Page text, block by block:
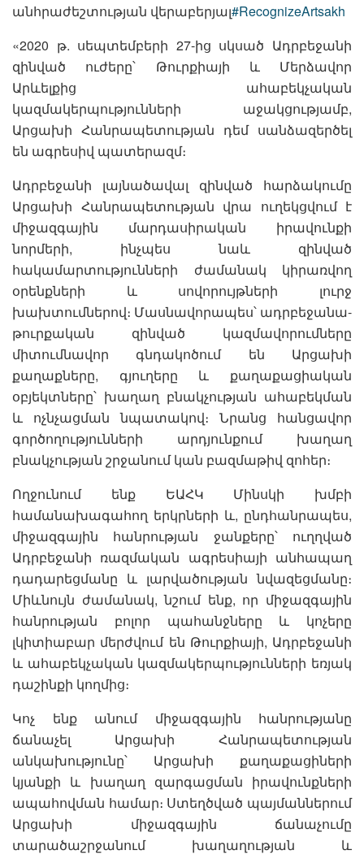
անհրաժեշտության վերաբերյալ#RecognizeArtsakh
«2020 թ. սեպտեմբերի 27-ից սկսած Ադրբեջանի
զինված ուժերը՝ Թուրքիայի և Մերձավոր
Արևելքից ահաբեկչական
կազմակերպությունների աջակցությամբ,
Արցախի Հանրապետության դեմ սանձազերծել
են ագրեսիվ պատերազմ։
Ադրբեջանի լայնածավալ զինված հարձակումը
Արցախի Հանրապետության վրա ուղեկցվում է
միջազգային մարդասիրական իրավունքի
նորմերի, ինչպես նաև զինված
հակամարտությունների ժամանակ կիրառվող
օրենքների և սովորույթների լուրջ
խախտումներով։ Մասնավորապես՝ ադրբեջանա-
թուրքական զինված կազմավորումները
միտումնավոր գնդակոծում են Արցախի
քաղաքները, գյուղերը և քաղաքացիական
օբյեկտները՝ խաղաղ բնակչության ահաբեկման
և ոչնչացման նպատակով։ Նրանց հանցավոր
գործողությունների արդյունքում խաղաղ
բնակչության շրջանում կան բազմաթիվ զոհեր։
Ողջունում ենք ԵԱՀԿ Մինսկի խմբի
համանախագահող երկրների և, ընդհանրապես,
միջազգային հանրության ջանքերը՝ ուղղված
Ադրբեջանի ռազմական ագրեսիայի անհապաղ
դադարեցմանը և լարվածության նվազեցմանը։
Միևնույն ժամանակ, նշում ենք, որ միջազգային
հանրության բոլոր պահանջները և կոչերը
լկիտիաբար մերժվում են Թուրքիայի, Ադրբեջանի
և ահաբեկչական կազմակերպությունների եռյակ
դաշինքի կողմից։
Կոչ ենք անում միջազգային հանրությանը
ճանաչել Արցախի Հանրապետության
անկախությունը՝ Արցախի քաղաքացիների
կյանքի և խաղաղ զարգացման իրավունքների
ապահովման համար։ Ստեղծված պայմաններում
Արցախի միջազգային ճանաչումը
տարածաշրջանում խաղաղության և